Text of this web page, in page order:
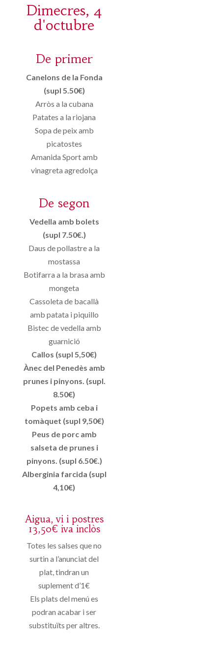
Dimecres, 4
d'octubre
De primer
Canelons de la Fonda
(supl 5.50€)
Arròs a la cubana
Patates a la riojana
Sopa de peix amb
picatostes
Amanida Sport amb
vinagreta agredolça
De segon
Vedella amb bolets
(supl 7.50€.)
Daus de pollastre a la
mostassa
Botifarra a la brasa amb
mongeta
Cassoleta de bacallà
amb patata i piquillo
Bistec de vedella amb
guarnició
Callos (supl 5,50€)
Ànec del Penedès amb
prunes i pinyons. (supl.
8.50€)
Popets amb ceba i
tomàquet (supl 9,50€)
Peus de porc amb
salseta de prunes i
pinyons. (supl 6.50€.)
Alberginia farcida (supl
4,10€)
Aigua, vi i postres
13,50€ iva inclòs
Totes les salses que no
surtin a l’anunciat del
plat, tindran un
suplement d’1€
Els plats del menú es
podran acabar i ser
substituïts per altres.